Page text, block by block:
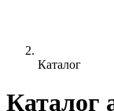
Каталог
Каталог